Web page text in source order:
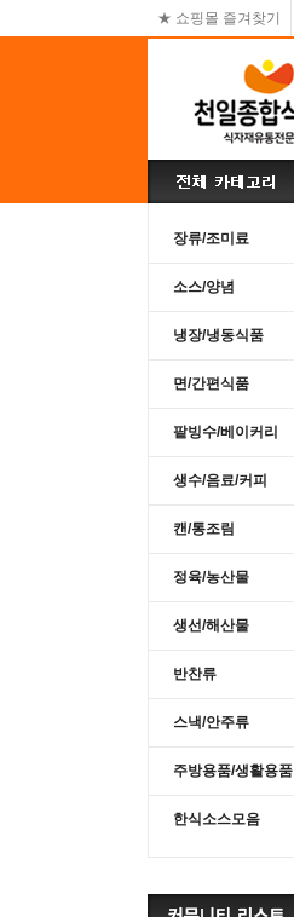
★ 쇼핑몰 즐겨찾기
장류/조미료
소스/양념
냉장/냉동식품
면/간편식품
팥빙수/베이커리
생수/음료/커피
캔/통조림
정육/농산물
생선/해산물
반찬류
스낵/안주류
주방용품/생활용품
한식소스모음